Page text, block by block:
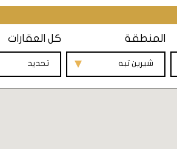
المنطقة
شيرين تبه
كل العقارات
تحديد